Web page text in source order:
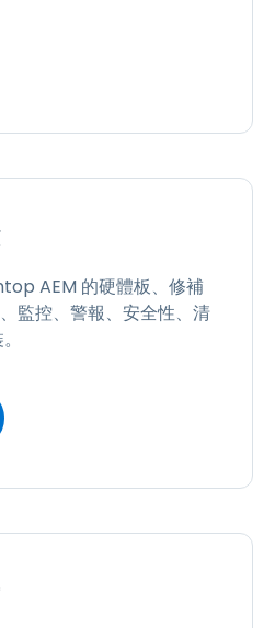
AEM 的硬體板、修補
監控、警報、安全性、清